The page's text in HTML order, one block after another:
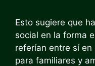
Esto sugiere que
social en la forma
referían entre sí en
para familiares y